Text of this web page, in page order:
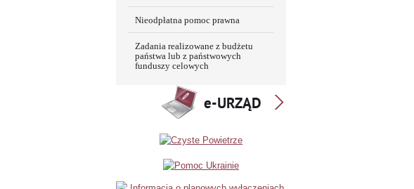
Nieodpłatna pomoc prawna
Zadania realizowane z budżetu
państwa lub z państwowych
funduszy celowych